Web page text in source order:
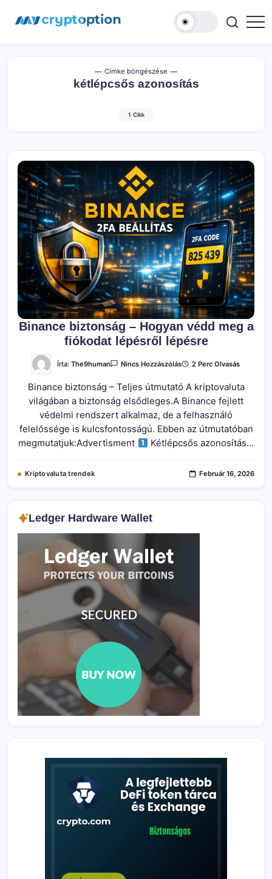
MyCryptOption
Címke böngészése
kétlépcsős azonosítás
1 Cikk
Binance biztonság – Hogyan védd meg a
fiókodat lépésről lépésre
Írta: The9human Nincs HozzászólásA(z)
–
Védd
Meg
A
Fiókodat
Lépésről
Lépésre
2 Perc Olvasás
Binance biztonság – Teljes útmutató A kriptovaluta
világában a biztonság elsődleges.A Binance fejlett
védelmi rendszert alkalmaz, de a felhasználó
felelőssége is kulcsfontosságú. Ebben az útmutatóban
megmutatjuk:Advertisment
Kétlépcsős azonosítás…
Kriptovaluta trendek Február 16, 2026
Ledger Hardware Wallet